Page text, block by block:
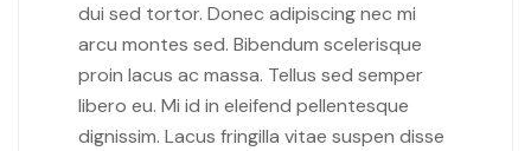
dui sed tortor. Donec adipiscing nec mi
arcu montes sed. Bibendum scelerisque
proin lacus ac massa. Tellus sed semper
libero eu. Mi id in eleifend pellentesque
dignissim. Lacus fringilla vitae suspen disse